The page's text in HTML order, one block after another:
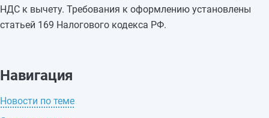
НДС к вычету. Требования к оформлению установлены
статьей 169 Налогового кодекса РФ.
Навигация
Новости по теме